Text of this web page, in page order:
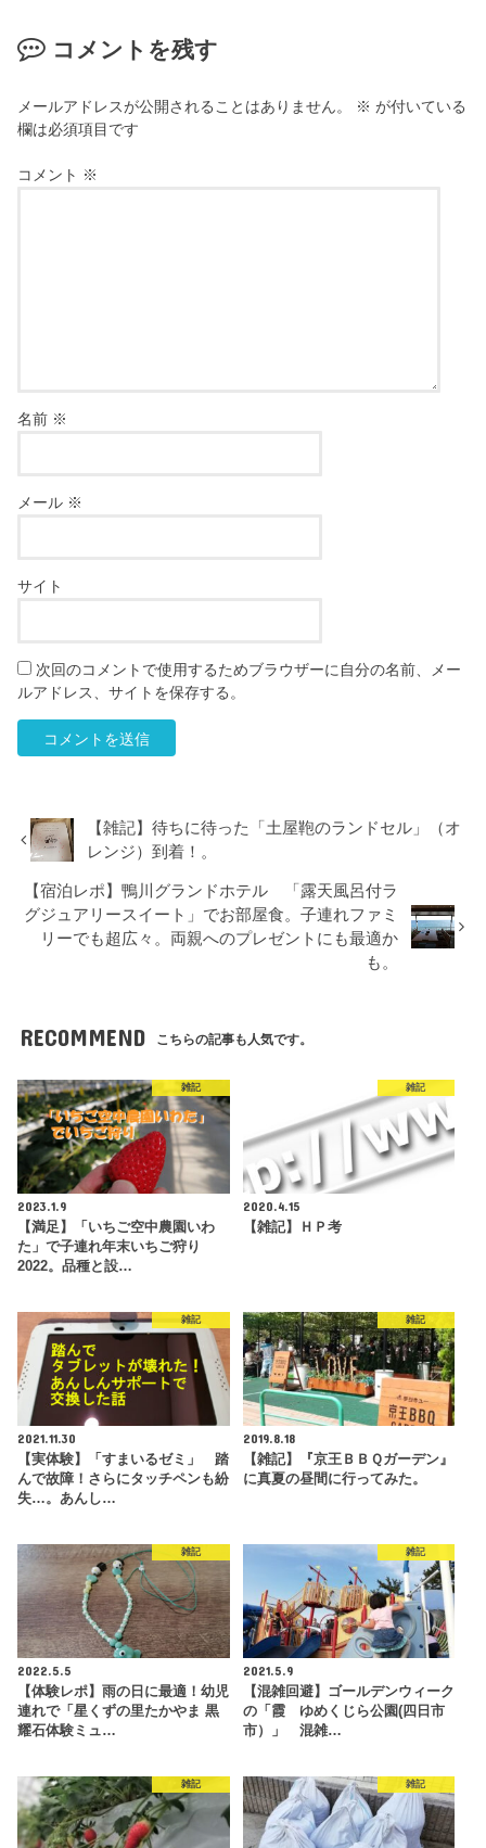
コメントを残す
メールアドレスが公開されることはありません。 ※ が付いている
欄は必須項目です
コメント ※
名前 ※
メール ※
サイト
次回のコメントで使用するためブラウザーに自分の名前、メー
ルアドレス、サイトを保存する。
【雑記】待ちに待った「土屋鞄のランドセル」（オ
レンジ）到着！。
【宿泊レポ】鴨川グランドホテル 「露天風呂付ラ
グジュアリースイート」でお部屋食。子連れファミ
リーでも超広々。両親へのプレゼントにも最適か
も。
RECOMMEND こちらの記事も人気です。
雑記
2023.1.9
【満足】「いちご空中農園いわ
た」で子連れ年末いちご狩り
2022。品種と設…
雑記
2020.4.15
【雑記】ＨＰ考
雑記
2021.11.30
【実体験】「すまいるゼミ」 踏
んで故障！さらにタッチペンも紛
失…。あんし…
雑記
2019.8.18
【雑記】『京王ＢＢＱガーデン』
に真夏の昼間に行ってみた。
雑記
2022.5.5
【体験レポ】雨の日に最適！幼児
連れで「星くずの里たかやま 黒
耀石体験ミュ…
雑記
2021.5.9
【混雑回避】ゴールデンウィーク
の「霞 ゆめくじら公園(四日市
市）」 混雑…
雑記 雑記